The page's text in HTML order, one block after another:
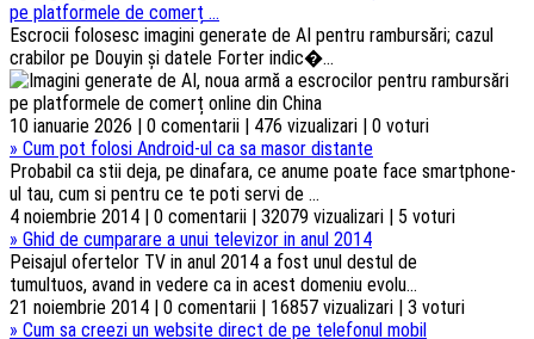
pe platformele de comerț ...
Escrocii folosesc imagini generate de AI pentru rambursări; cazul
crabilor pe Douyin și datele Forter indic�...
10 ianuarie 2026 | 0 comentarii | 476 vizualizari | 0 voturi
» Cum pot folosi Android-ul ca sa masor distante
Probabil ca stii deja, pe dinafara, ce anume poate face smartphone-
ul tau, cum si pentru ce te poti servi de ...
4 noiembrie 2014 | 0 comentarii | 32079 vizualizari | 5 voturi
» Ghid de cumparare a unui televizor in anul 2014
Peisajul ofertelor TV in anul 2014 a fost unul destul de
tumultuos, avand in vedere ca in acest domeniu evolu...
21 noiembrie 2014 | 0 comentarii | 16857 vizualizari | 3 voturi
» Cum sa creezi un website direct de pe telefonul mobil